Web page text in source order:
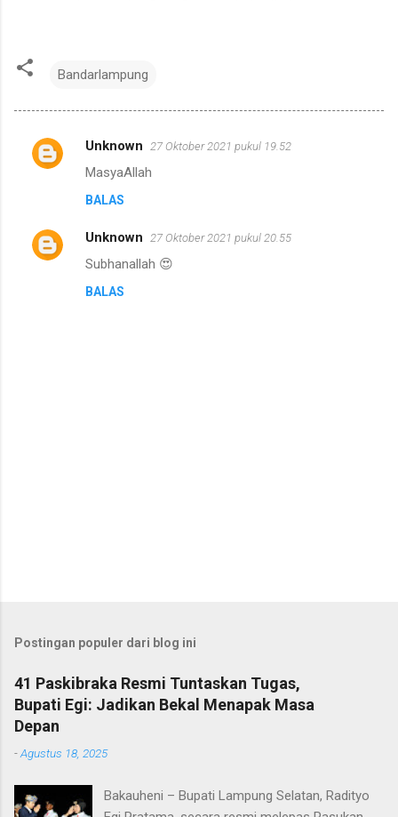
Bandarlampung
K
e
n
Unknown 27 Oktober 2021 pukul 19.52
MasyaAllah
BALAS
Unknown 27 Oktober 2021 pukul 20.55
Subhanallah 😍
BALAS
t
n
g
K
o
m
e
t
a
Postingan populer dari blog ini
41 Paskibraka Resmi Tuntaskan Tugas,
Bupati Egi: Jadikan Bekal Menapak Masa
Depan
-Agustus 18, 2025
Bakauheni – Bupati Lampung Selatan, Radityo